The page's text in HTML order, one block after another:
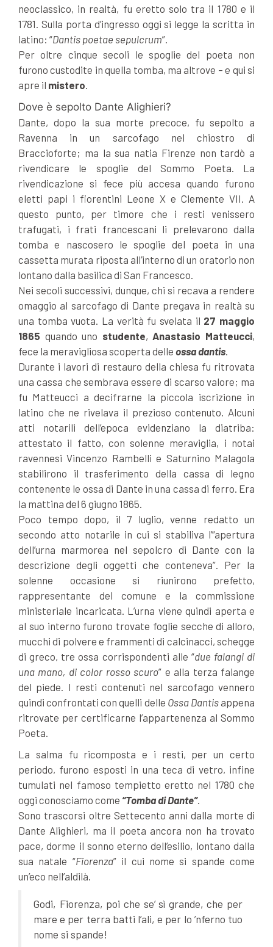
neoclassico, in realtà, fu eretto solo tra il 1780 e il
1781. Sulla porta d’ingresso oggi si legge la scritta in
latino: “Dantis poetae sepulcrum”.
Per oltre cinque secoli le spoglie del poeta non
furono custodite in quella tomba, ma altrove – e qui si
apre il mistero
Dove è sepolto Dante Alighieri?
Dante, dopo la sua morte precoce, fu sepolto a
Ravenna in un sarcofago nel chiostro di
Braccioforte; ma la sua natia Firenze non tardò a
rivendicare le spoglie del Sommo Poeta. La
rivendicazione si fece più accesa quando furono
eletti papi i fiorentini Leone X e Clemente VII. A
questo punto, per timore che i resti venissero
trafugati, i frati francescani li prelevarono dalla
tomba e nascosero le spoglie del poeta in una
cassetta murata riposta all’interno di un oratorio non
lontano dalla basilica di San Francesco.
Nei secoli successivi, dunque, chi si recava a rendere
omaggio al sarcofago di Dante pregava in realtà su
una tomba vuota. La verità fu svelata il 27 maggio
1865 quando uno studente, Anastasio Matteucci,
fece la meravigliosa scoperta delle ossa dantis
Durante i lavori di restauro della chiesa fu ritrovata
una cassa che sembrava essere di scarso valore; ma
fu Matteucci a decifrarne la piccola iscrizione in
latino che ne rivelava il prezioso contenuto. Alcuni
atti notarili dell’epoca evidenziano la diatriba:
attestato il fatto, con solenne meraviglia, i notai
ravennesi Vincenzo Rambelli e Saturnino Malagola
stabilirono il trasferimento della cassa di legno
contenente le ossa di Dante in una cassa di ferro. Era
la mattina del 6 giugno 1865.
Poco tempo dopo, il 7 luglio, venne redatto un
secondo atto notarile in cui si stabiliva l’“apertura
dell’urna marmorea nel sepolcro di Dante con la
descrizione degli oggetti che conteneva”. Per la
solenne occasione si riunirono prefetto,
rappresentante del comune e la commissione
ministeriale incaricata. L’urna viene quindi aperta e
al suo interno furono trovate foglie secche di alloro,
mucchi di polvere e frammenti di calcinacci, schegge
di greco, tre ossa corrispondenti alle “due falangi di
una mano, di color rosso scuro” e alla terza falange
del piede. I resti contenuti nel sarcofago vennero
quindi confrontati con quelli delle Ossa Dantisappena
ritrovate per certificarne l’appartenenza al Sommo
Poeta.
La salma fu ricomposta e i resti, per un certo
periodo, furono esposti in una teca di vetro, infine
tumulati nel famoso tempietto eretto nel 1780 che
oggi conosciamo come “Tomba di Dante”.
Sono trascorsi oltre Settecento anni dalla morte di
Dante Alighieri, ma il poeta ancora non ha trovato
pace, dorme il sonno eterno dell’esilio, lontano dalla
sua natale “Fiorenza” il cui nome si spande come
un’eco nell’aldilà.
Godi, Fiorenza, poi che se’ sì grande, che per
mare e per terra batti l’ali, e per lo ’nferno tuo
nome si spande!